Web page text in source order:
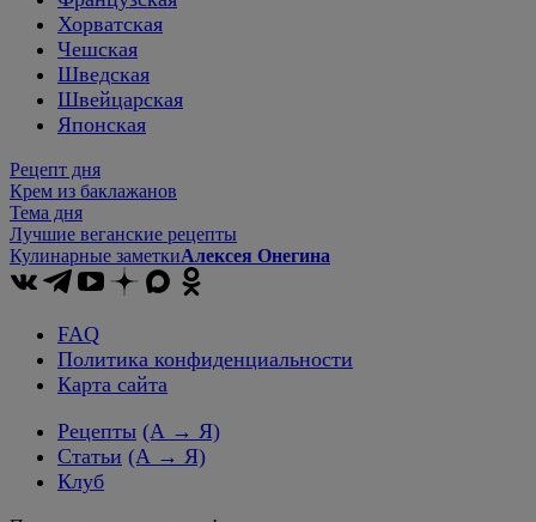
Хорватская
Чешская
Шведская
Швейцарская
Японская
Рецепт дня
Крем из баклажанов
Тема дня
Лучшие веганские рецепты
Кулинарные заметкиАлексея Онегина
FAQ
Политика конфиденциальности
Карта сайта
Рецепты (А → Я)
Статьи (А → Я)
Клуб